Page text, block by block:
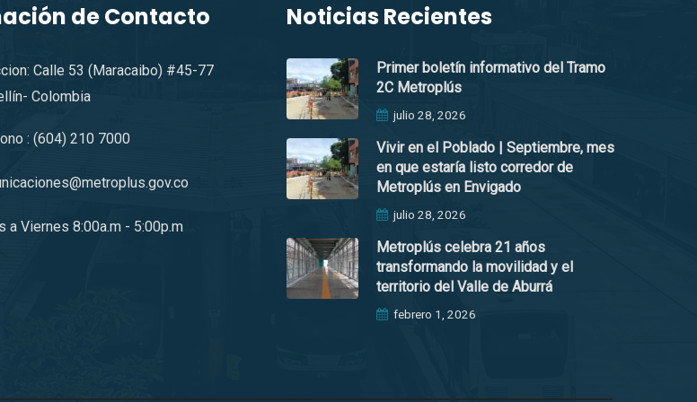
de Contacto
Calle 53 (Maracaibo) #45-77
Colombia
: (604) 210 7000
a Viernes 8:00a.m - 5:00p.m
Noticias Recientes
Primer boletín informativo del Tramo
2C Metroplús
julio 28, 2026
Vivir en el Poblado | Septiembre, mes
en que estaría listo corredor de
Metroplús en Envigado
julio 28, 2026
Metroplús celebra 21 años
transformando la movilidad y el
territorio del Valle de Aburrá
febrero 1, 2026